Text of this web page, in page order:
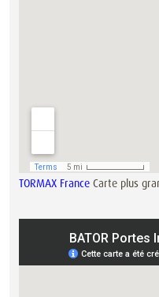
TORMAX France Carte plus